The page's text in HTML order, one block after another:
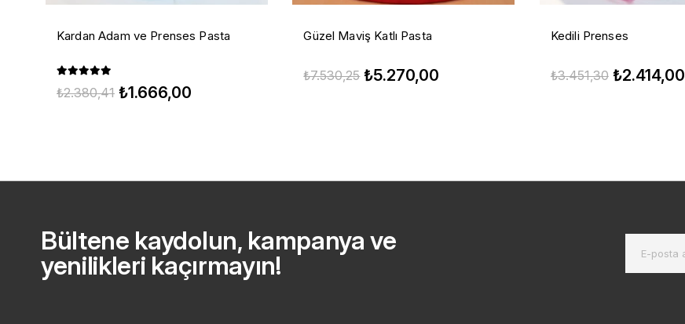
Kardan Adam ve Prenses Pasta
₺1.666,00
₺2.380,41
Güzel Maviş Katlı Pasta
₺5.270,00
₺7.530,25
Kedili Prenses
₺2.414,00
₺3.451,30
Bültene kaydolun, kampanya ve
yenilikleri kaçırmayın!